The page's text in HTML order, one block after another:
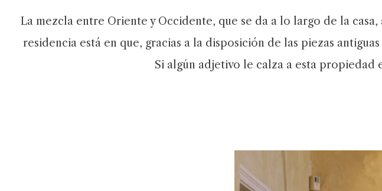
La mezcla entre Oriente y Occidente, que se da a lo largo de la
residencia está en que, gracias a la disposición de las piezas
Si algún adjetivo le calza a esta propiedad